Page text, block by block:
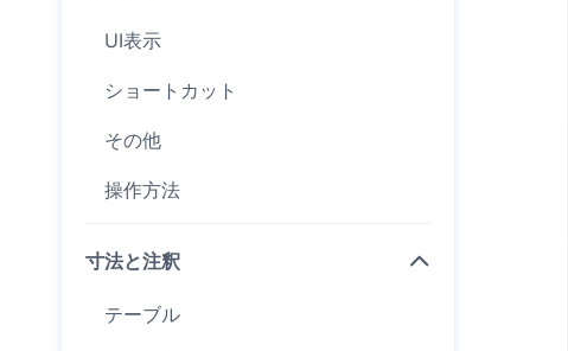
UI表示
ショートカット
その他
操作方法
寸法と注釈
テーブル